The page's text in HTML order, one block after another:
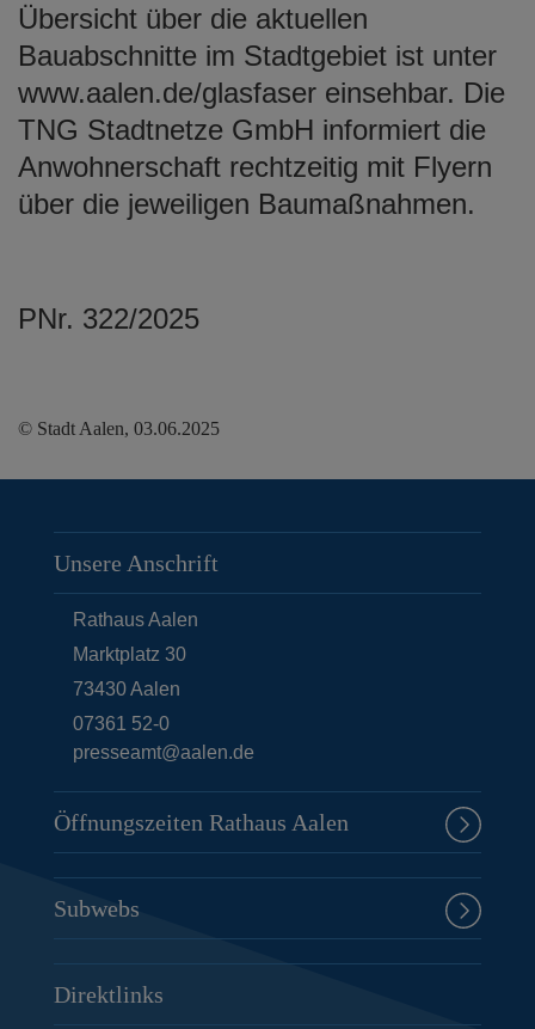
Übersicht über die aktuellen
Bauabschnitte im Stadtgebiet ist unter
www.aalen.de/glasfaser einsehbar. Die
TNG Stadtnetze GmbH informiert die
Anwohnerschaft rechtzeitig mit Flyern
über die jeweiligen Baumaßnahmen.
PNr. 322/2025
© Stadt Aalen, 03.06.2025
Unsere Anschrift
Rathaus Aalen
Marktplatz 30
73430Aalen
07361 52-0
presseamt@aalen.de
Öffnungszeiten Rathaus Aalen
Subwebs
Direktlinks